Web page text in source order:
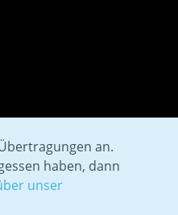
an.
haben, dann
unser